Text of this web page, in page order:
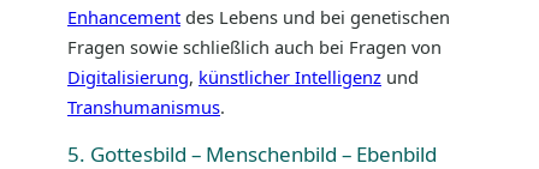
Enhancement des Lebens und bei genetischen
Fragen sowie schließlich auch bei Fragen von
Digitalisierung, künstlicher Intelligenz und
Transhumanismus.
5. Gottesbild – Menschenbild – Ebenbild